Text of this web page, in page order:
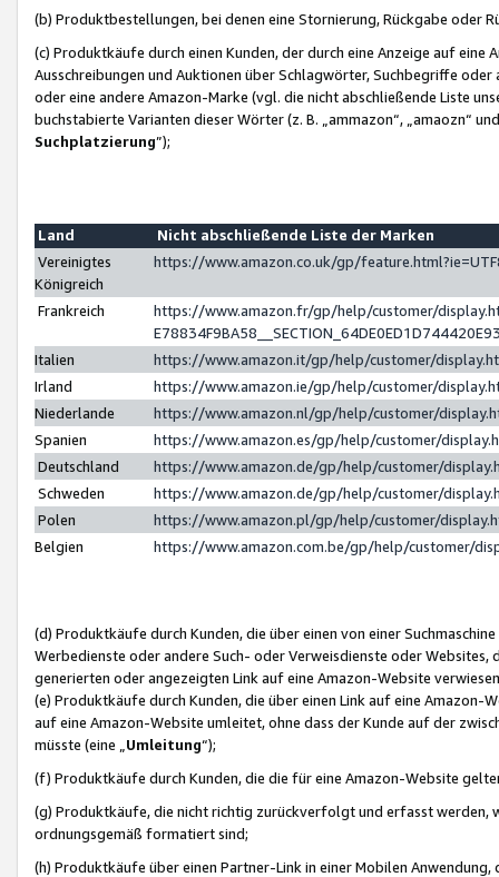
(b) Produktbestellungen, bei denen eine Stornierung, Rückgabe oder
(c) Produktkäufe durch einen Kunden, der durch eine Anzeige auf
Ausschreibungen und Auktionen über Schlagwörter, Suchbegriffe
oder eine andere Amazon-Marke (vgl. die nicht abschließende Liste
buchstabierte Varianten dieser Wörter (z. B. „ammazon“, „amaozn“
Suchplatzierung”);
Land
Nicht abschließende Liste der Marken
Vereinigtes
Königreich
https://www.amazon.co.uk/gp/
Frankreich
https://www.amazon.fr/gp/help/customer/
Italien
https://www.amazon.it/gp/help/customer/
Irland
https://www.amazon.ie/gp/help/customer/
Niederlande
https://www.amazon.nl/gp/help/customer/
Spanien
https://www.amazon.es/gp/help/customer/
Deutschland
https://www.amazon.de/gp/help/customer/
Schweden
https://www.amazon.de/gp/help/customer/
Polen
https://www.amazon.pl/gp/help/customer/
Belgien
https://www.amazon.com.be/gp/help/customer/
(d) Produktkäufe durch Kunden, die über einen von einer
Werbedienste oder andere Such- oder Verweisdienste oder Websites,
generierten oder angezeigten Link auf eine Amazon-Website
(e) Produktkäufe durch Kunden, die über einen Link auf eine
auf eine Amazon-Website umleitet, ohne dass der Kunde auf der
müsste (eine „ Umleitung“);
(f) Produktkäufe durch Kunden, die die für eine Amazon-Website
(g) Produktkäufe, die nicht richtig zurückverfolgt und erfasst werden,
ordnungsgemäß formatiert sind;
(h) Produktkäufe über einen Partner-Link in einer Mobilen